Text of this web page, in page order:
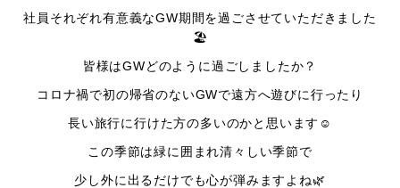
社員それぞれ有意義なGW期間を過ごさせていただきました
🏖
皆様はGWどのように過ごしましたか？
コロナ禍で初の帰省のないGWで遠方へ遊びに行ったり
長い旅行に行けた方の多いのかと思います☺️
この季節は緑に囲まれ清々しい季節で
少し外に出るだけでも心が弾みますよね🌿